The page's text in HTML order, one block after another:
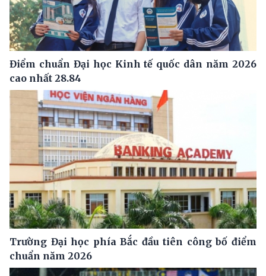
Điểm chuẩn Đại học Kinh tế quốc dân năm 2026
cao nhất 28.84
Trường Đại học phía Bắc đầu tiên công bố điểm
chuẩn năm 2026